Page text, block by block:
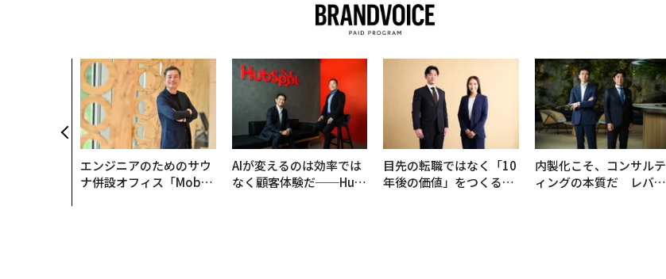
エンジニアのためのサウ
ナ併設オフィス「Mobiu
AIが変えるのは効率では
なく顧客体験だ──Hub
目先の転職ではなく「10
年後の価値」をつくる─
内製化こそ、コンサルテ
ィングの本質だ レバレ